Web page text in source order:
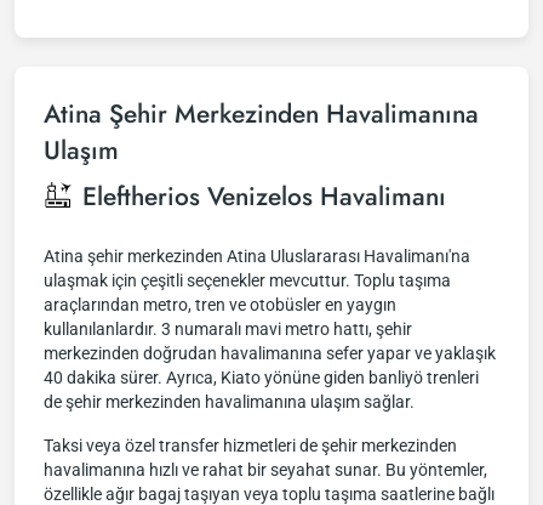
Atina Şehir Merkezinden Havalimanına
Ulaşım
Eleftherios Venizelos Havalimanı
Atina şehir merkezinden Atina Uluslararası Havalimanı'na
ulaşmak için çeşitli seçenekler mevcuttur. Toplu taşıma
araçlarından metro, tren ve otobüsler en yaygın
kullanılanlardır. 3 numaralı mavi metro hattı, şehir
merkezinden doğrudan havalimanına sefer yapar ve yaklaşık
40 dakika sürer. Ayrıca, Kiato yönüne giden banliyö trenleri
de şehir merkezinden havalimanına ulaşım sağlar.
Taksi veya özel transfer hizmetleri de şehir merkezinden
havalimanına hızlı ve rahat bir seyahat sunar. Bu yöntemler,
özellikle ağır bagaj taşıyan veya toplu taşıma saatlerine bağlı